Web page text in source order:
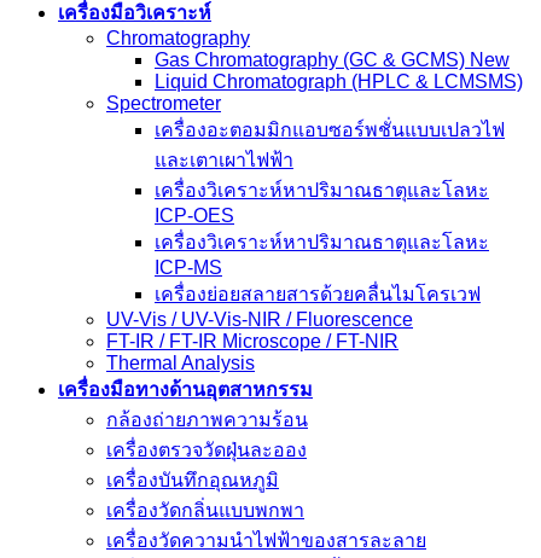
เครื่องมือวิเคราะห์
Chromatography
Gas Chromatography (GC & GCMS) New
Liquid Chromatograph (HPLC & LCMSMS)
Spectrometer
เครื่องอะตอมมิกแอบซอร์พชั่นแบบเปลวไฟ
และเตาเผาไฟฟ้า
เครื่องวิเคราะห์หาปริมาณธาตุและโลหะ
ICP-OES
เครื่องวิเคราะห์หาปริมาณธาตุและโลหะ
ICP-MS
เครื่องย่อยสลายสารด้วยคลื่นไมโครเวฟ
UV-Vis / UV-Vis-NIR / Fluorescence
FT-IR / FT-IR Microscope / FT-NIR
Thermal Analysis
เครื่องมือทางด้านอุตสาหกรรม
กล้องถ่ายภาพความร้อน
เครื่องตรวจวัดฝุ่นละออง
เครื่องบันทึกอุณหภูมิ
เครื่องวัดกลิ่นแบบพกพา
เครื่องวัดความนําไฟฟ้าของสารละลาย